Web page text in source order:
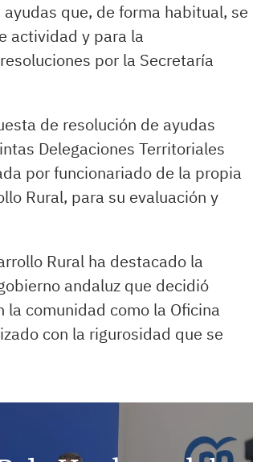
que, de forma habitual, se
actividad y para la
por la Secretaría
de resolución de ayudas
Delegaciones Territoriales
por funcionariado de la propia
Rural, para su evaluación y
Rural ha destacado la
andaluz que decidió
comunidad como la Oficina
con la rigurosidad que se